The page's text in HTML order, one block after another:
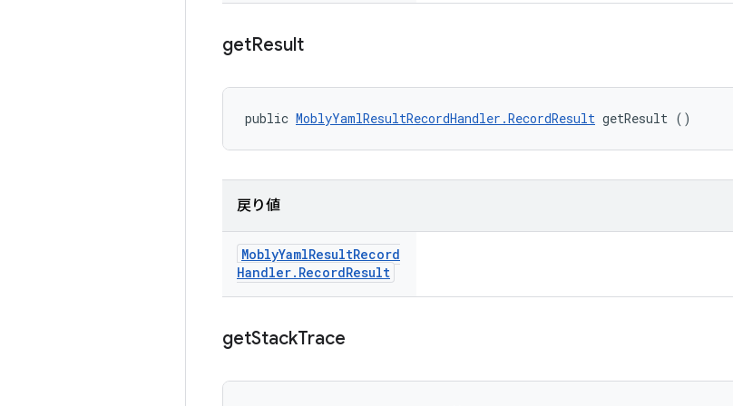
getResult
public MoblyYamlResultRecordHandler.RecordResult getResult ()
戻り値
MoblyYamlResultRecord
Handler. RecordResult
getStackTrace